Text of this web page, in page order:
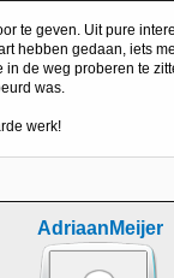
te geven. Uit pure
hebben gedaan, iets
in de weg proberen te
was.
werk!
AdriaanMeijer